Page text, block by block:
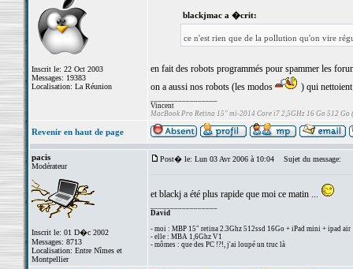
Inscrit le: 22 Oct 2003
Messages: 19383
Localisation: La Réunion
blackjmac a �crit:
ce n'est rien que de la pollution qu'on vire
en fait des robots programmés pour spammer les
on a aussi nos robots (les modos
) qui
Vincent
MacBook Pro Retina 15" mi-2014 Core i7 2,5GHz 16 Go 512 Go
Revenir en haut de page
pacis
Modérateur
Inscrit le: 01 D�c 2002
Messages: 8713
Localisation: Entre Nîmes et
Montpellier
Post� le: Lun 03 Avr 2006 à 10:04 Sujet du message:
et blackj a été plus rapide que moi ce matin ...
David
- moi : MBP 15" retina 2.3Ghz 512ssd 16Go + iPad mini + ipad air
- elle : MBA 1,6Ghz V1
- mômes : que des PC !?!, j'ai loupé un truc là